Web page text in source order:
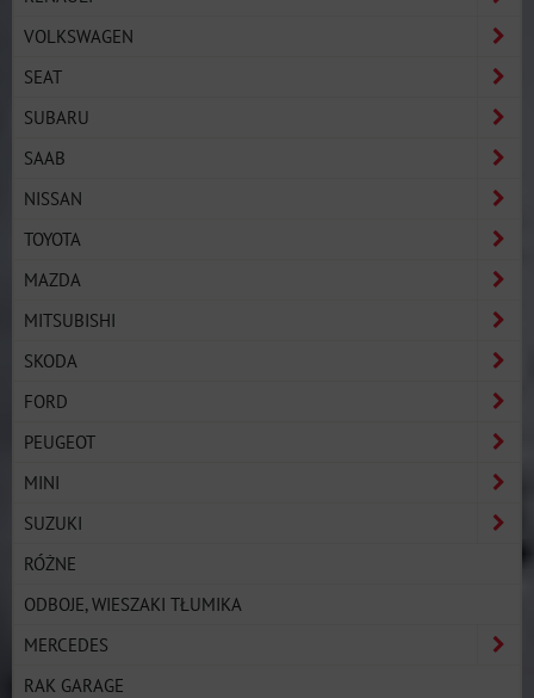
VOLKSWAGEN
SEAT
SUBARU
SAAB
NISSAN
TOYOTA
MAZDA
MITSUBISHI
SKODA
FORD
PEUGEOT
MINI
SUZUKI
RÓŻNE
ODBOJE, WIESZAKI TŁUMIKA
MERCEDES
RAK GARAGE